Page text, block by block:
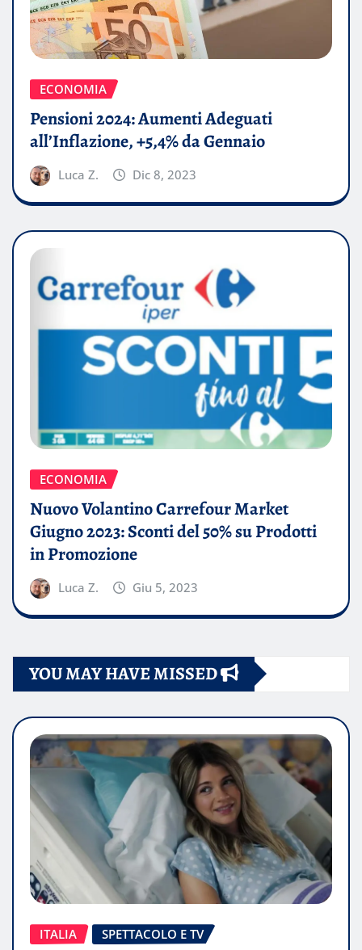
ECONOMIA
Pensioni 2024: Aumenti Adeguati
all’Inflazione, +5,4% da Gennaio
Luca Z. Dic 8, 2023
ECONOMIA
Nuovo Volantino Carrefour Market
Giugno 2023: Sconti del 50% su Prodotti
in Promozione
Luca Z. Giu 5, 2023
YOU MAY HAVE MISSED
ITALIA SPETTACOLO E TV